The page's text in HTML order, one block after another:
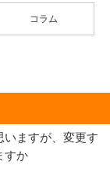
コラム
ますが、変更す
すか